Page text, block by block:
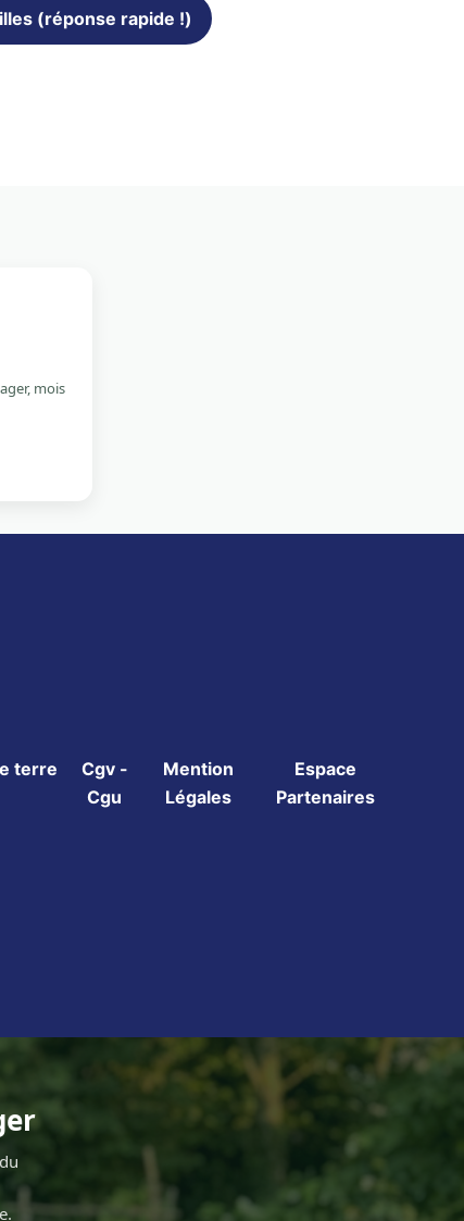
(réponse rapide !)
mois
terre
Cgv -
Cgu
Mention
Légales
Espace
Partenaires